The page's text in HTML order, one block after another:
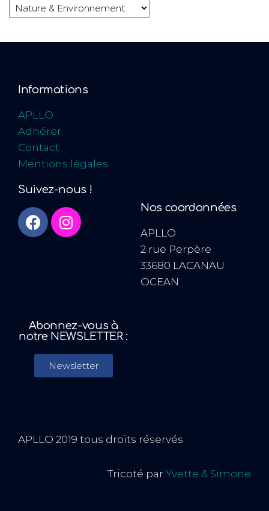
Informations
APLLO
Adhérer
Contact
Mentions légales
Suivez-nous !
Nos coordonnées
APLLO
2 rue Perpère
33680 LACANAU
OCEAN
Abonnez-vous à
notre NEWSLETTER :
Newsletter
APLLO 2019 tous droits réservés
Tricoté par Yvette & Simone